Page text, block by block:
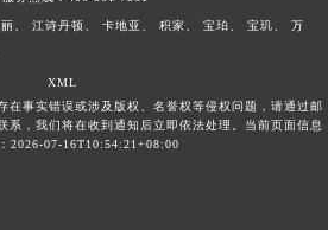
江诗丹顿 卡地亚 积家 宝珀 宝玑 万
XML
在事实错误或涉及版权、名誉权等侵权问题，请通过邮
系，我们将在收到通知后立即依法处理。当前页面信息
2026-07-16T10:54:21+08:00